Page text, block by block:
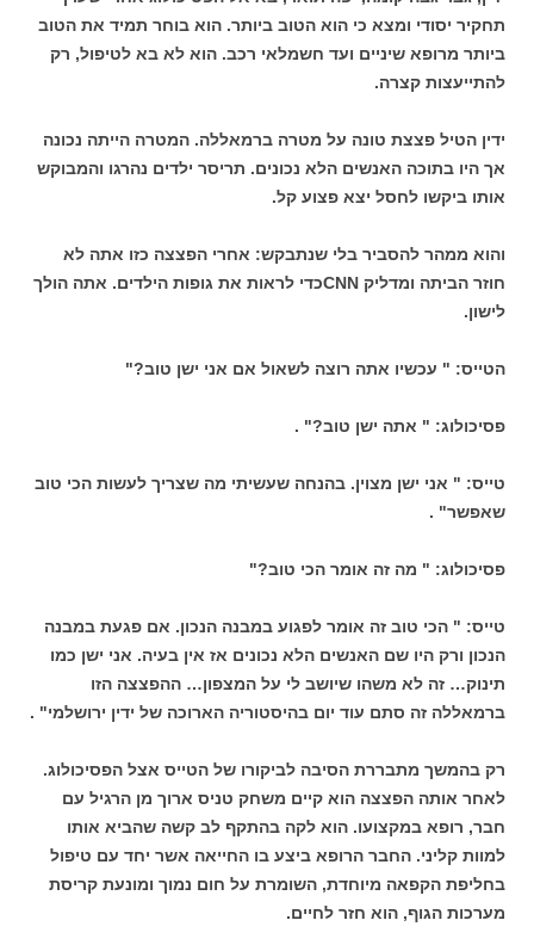
תחקיר יסודי ומצא כי הוא הטוב ביותר. הוא בוחר תמיד את הטוב
ביותר מרופא שיניים ועד חשמלאי רכב. הוא לא בא לטיפול, רק
להתייעצות קצרה.
ידין הטיל פצצת טונה על מטרה ברמאללה. המטרה הייתה נכונה
אך היו בתוכה האנשים הלא נכונים. תריסר ילדים נהרגו והמבוקש
אותו ביקשו לחסל יצא פצוע קל.
והוא ממהר להסביר בלי שנתבקש: אחרי הפצצה כזו אתה לא
חוזר הביתה ומדליק CNNכדי לראות את גופות הילדים. אתה הולך
לישון.
הטייס: " עכשיו אתה רוצה לשאול אם אני ישן טוב?"
פסיכולוג: " אתה ישן טוב?" .
טייס: " אני ישן מצוין. בהנחה שעשיתי מה שצריך לעשות הכי טוב
שאפשר" .
פסיכולוג: " מה זה אומר הכי טוב?"
טייס: " הכי טוב זה אומר לפגוע במבנה הנכון. אם פגעת במבנה
הנכון ורק היו שם האנשים הלא נכונים אז אין בעיה. אני ישן כמו
תינוק… זה לא משהו שיושב לי על המצפון… ההפצצה הזו
ברמאללה זה סתם עוד יום בהיסטוריה הארוכה של ידין ירושלמי" .
רק בהמשך מתבררת הסיבה לביקורו של הטייס אצל הפסיכולוג.
לאחר אותה הפצצה הוא קיים משחק טניס ארוך מן הרגיל עם
חבר, רופא במקצועו. הוא לקה בהתקף לב קשה שהביא אותו
למוות קליני. החבר הרופא ביצע בו החייאה אשר יחד עם טיפול
בחליפת הקפאה מיוחדת, השומרת על חום נמוך ומונעת קריסת
מערכות הגוף, הוא חזר לחיים.